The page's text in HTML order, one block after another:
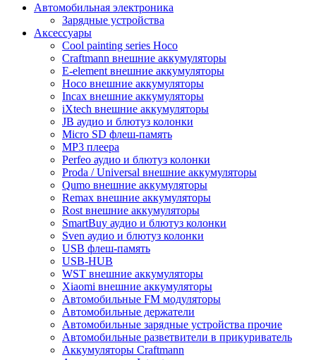
Автомобильная электроника
Зарядные устройства
Аксессуары
Cool painting series Hoco
Craftmann внешние аккумуляторы
E-element внешние аккумуляторы
Hoco внешние аккумуляторы
Incax внешние аккумуляторы
iXtech внешние аккумуляторы
JB аудио и блютуз колонки
Micro SD флеш-память
MP3 плеера
Perfeo аудио и блютуз колонки
Proda / Universal внешние аккумуляторы
Qumo внешние аккумуляторы
Remax внешние аккумуляторы
Rost внешние аккумуляторы
SmartBuy аудио и блютуз колонки
Sven аудио и блютуз колонки
USB флеш-память
USB-HUB
WST внешние аккумуляторы
Xiaomi внешние аккумуляторы
Автомобильные FM модуляторы
Автомобильные держатели
Автомобильные зарядные устройства прочие
Автомобильные разветвители в прикуриватель
Аккумуляторы Craftmann